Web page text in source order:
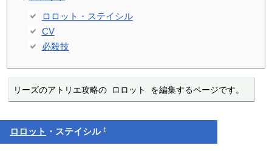
ロロット・ステイシル
CV
必殺技
リーズのアトリエ攻略の ロロット を編集するページです。
ロロット ・ステイシル†